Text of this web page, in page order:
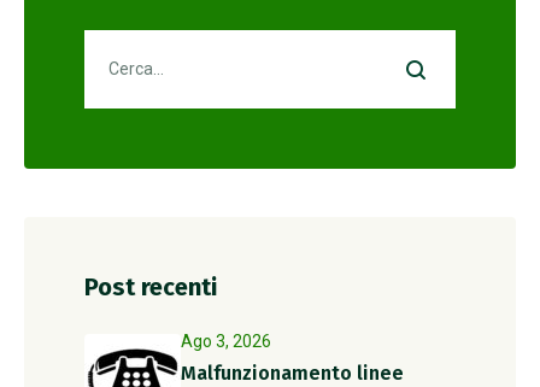
Post recenti
Ago 3, 2026
Malfunzionamento linee